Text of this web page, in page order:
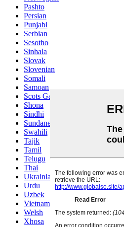
Pashto
Persian
Punjabi
Serbian
Sesotho
Sinhala
Slovak
Slovenian
Somali
Samoan
Scots Gaelic
Shona
Sindhi
Sundanese
Swahili
Tajik
Tamil
Telugu
Thai
Ukrainian
Urdu
Uzbek
Vietnamese
Welsh
Xhosa